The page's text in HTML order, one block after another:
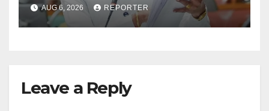
AUG 6, 2026 REPORTER
Leave a Reply